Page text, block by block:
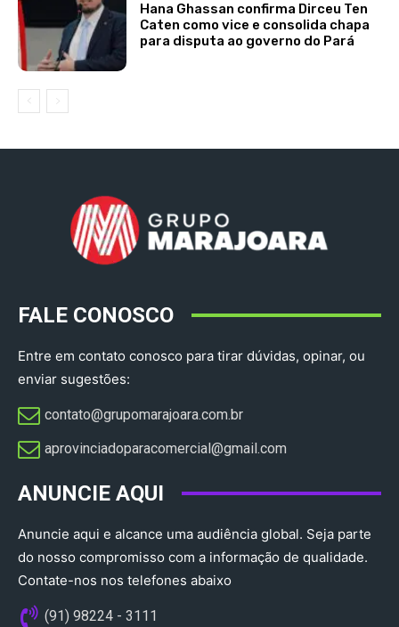
Hana Ghassan confirma Dirceu Ten
Caten como vice e consolida chapa
para disputa ao governo do Pará
FALE CONOSCO
Entre em contato conosco para tirar dúvidas, opinar, ou
enviar sugestões:
contato@grupomarajoara.com.br
aprovinciadoparacomercial@gmail.com​
ANUNCIE AQUI
Anuncie aqui e alcance uma audiência global. Seja parte
do nosso compromisso com a informação de qualidade.
Contate-nos nos telefones abaixo
(91) 98224 - 3111